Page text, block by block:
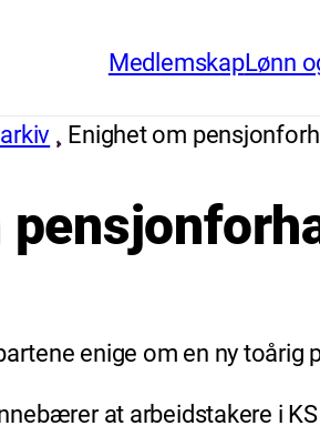
MedlemskapLønn
Enighet om
enige om en ny
at arbeidstakere i